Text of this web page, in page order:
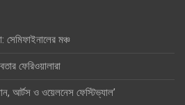
সেমিফাইনালের মঞ্চ
ফেরিওয়ালারা
আর্টস ও ওয়েলনেস ফেস্টিভ্যাল’